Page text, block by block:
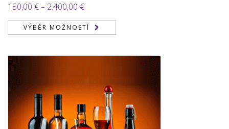
150,00 €– 2.400,00 €Rozpětí
cen:
150,00 €
VÝBĚR MOŽNOSTÍ